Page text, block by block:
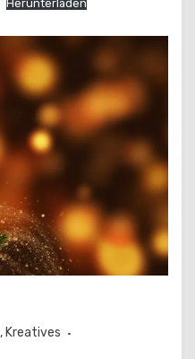
Herunterladen
, Kreatives